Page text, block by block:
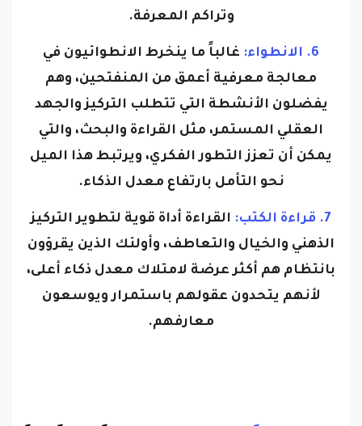
وتراكم المعرفة.
6. الانطواء:
غالباً ما ينخرط الانطوائيون في
معالجة معرفية أعمق من المنفتحين، وهم
يفضلون الأنشطة التي تتطلب التركيز والجهد
العقلي المستمر، مثل القراءة والبحث، والتي
يمكن أن تعزز التطور الفكري، ويرتبط هذا الميل
نحو التأمل بارتفاع معدل الذكاء.
7. قراءة الكتب:
القراءة أداة قوية لتطوير التركيز
الذهني والخيال والتعاطف، وأولئك الذين يقرؤون
بانتظام هم أكثر عرضة لامتلاك معدل ذكاء أعلى،
لأنهم يتحدون عقولهم باستمرار ويوسعون
معارفهم.